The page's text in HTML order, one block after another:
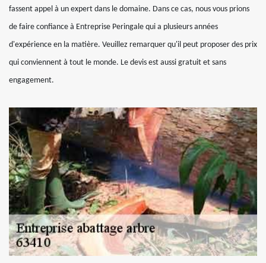
fassent appel à un expert dans le domaine. Dans ce cas, nous vous prions
de faire confiance à Entreprise Peringale qui a plusieurs années
d'expérience en la matière. Veuillez remarquer qu'il peut proposer des prix
qui conviennent à tout le monde. Le devis est aussi gratuit et sans
engagement.